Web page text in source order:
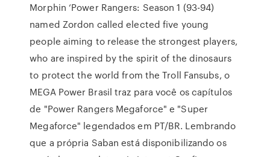
Morphin ‘Power Rangers: Season 1 (93-94)
named Zordon called elected five young
people aiming to release the strongest players,
who are inspired by the spirit of the dinosaurs
to protect the world from the Troll Fansubs, o
MEGA Power Brasil traz para você os capítulos
de "Power Rangers Megaforce" e "Super
Megaforce" legendados em PT/BR. Lembrando
que a própria Saban está disponibilizando os